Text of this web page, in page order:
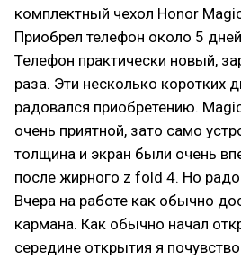
комплектный чехол Honor
Приобрел телефон около 5
Телефон практически новый,
раза. Эти несколько коротких
радовался приобретению.
очень приятной, зато само
толщина и экран были очень
после жирного z fold 4. Но
Вчера на работе как обычно
кармана. Как обычно начал
середине открытия я